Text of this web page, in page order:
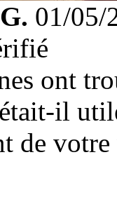
01/05/
ont
il
de